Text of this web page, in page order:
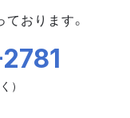
おります。